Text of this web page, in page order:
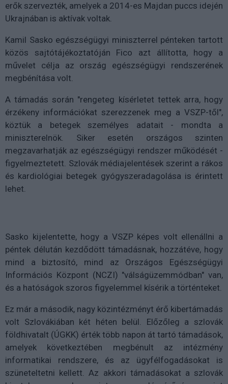
erők szervezték, amelyek a 2014-es Majdan puccs idején
Ukrajnában is aktívak voltak.
Kamil Sasko egészségügyi miniszterrel pénteken tartott
közös sajtótájékoztatóján Fico azt állította, hogy a
művelet célja az ország egészségügyi rendszerének
megbénítása volt.
A támadás során "rengeteg kísérletet tettek arra, hogy
érzékeny információkat szerezzenek meg a VSZP-től",
köztük a betegek személyes adatait - mondta a
miniszterelnök. Siker esetén országos szinten
megzavarhatják az egészségügyi rendszer működését -
figyelmeztetett. Szlovák médiajelentések szerint a rákos
és kardiológiai betegek gyógyszeradagolása is érintett
lehet.
Sasko kijelentette, hogy a VSZP képes volt ellenállni a
péntek délután kezdődött támadásnak, hozzátéve, hogy
mind a biztosító, mind az Országos Egészségügyi
Információs Központ (NCZI) "válságüzemmódban" van,
és a hatóságok szoros figyelemmel kísérik a történteket.
Ez már a második, nagy közintézményt érő kibertámadás
volt Szlovákiában két héten belül. Előzőleg a szlovák
földhivatalt (ÚGKK) érték több napon át tartó támadások,
amelyek következtében megbénult az intézmény
informatikai rendszere, és az ügyfélfogadásokat is
szüneteltetni kellett. Az akkori támadásokat a szlovák